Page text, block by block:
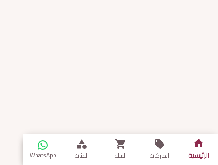
الرئيسية الماركات السلة الفئات WhatsApp